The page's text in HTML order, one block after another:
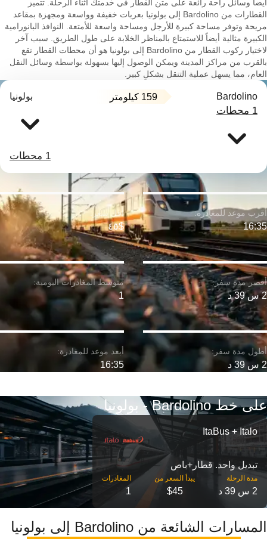
أيضاً وسائل راحة رائعة على متن القطار في خدمتك أثناء الرحلة. تتميز
القطارات من Bardolino إلى بولونيا بعربات خفيفة وواسعة ومجهزة بمقاعد
مريحة وتوفر مساحة كبيرة للأرجل ومساحة واسعة للأمتعة. النوافذ البانورامية
الكبيرة مثالية أيضاً للاستمتاع بالمناظر الخلابة على طول الطريق. سبب آخر
لاختيار ركوب القطار من Bardolino إلى بولونيا هو أن محطات القطار تقع
بالقرب من مراكز المدينة ويمكن الوصول إليها بسهولة بواسطة وسائل النقل
العام، مما يسهل عملية التنقل بشكلٍ كبير.
Bardolino 159 كيلومتر بولونيا
1 محطات
1 محطات
2 س 39 د
16:35
2 س 39 د
$٤٥
1
16:35
على خط Bardolino - بولونيا
ItaBus + Italo
تبديل واحد. قطار+باص
مدة الرحلة
2 س 39 د $45
1
المسارات الشائعة من Bardolino إلى بولونيا